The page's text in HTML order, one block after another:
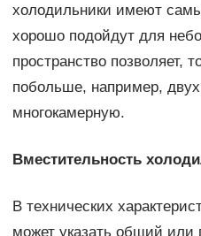
холодильники имеют
хорошо подойдут для
пространство позволяет,
побольше, например,
многокамерную.
Вместительность
В технических
может указать общий или